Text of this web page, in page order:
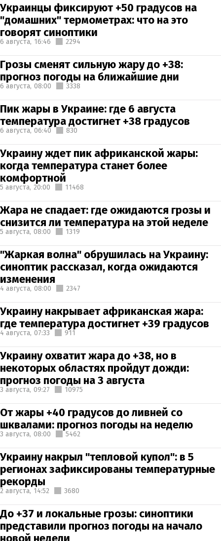
Украинцы фиксируют +50 градусов на
"домашних" термометрах: что на это
говорят синоптики
6 августа, 16:46 2294
Грозы сменят сильную жару до +38:
прогноз погоды на ближайшие дни
6 августа, 08:00 3338
Пик жары в Украине: где 6 августа
температура достигнет +38 градусов
6 августа, 06:40 830
Украину ждет пик африканской жары:
когда температура станет более
комфортной
5 августа, 20:00 11468
Жара не спадает: где ожидаются грозы и
снизится ли температура на этой неделе
5 августа, 08:00 1319
"Жаркая волна" обрушилась на Украину:
синоптик рассказал, когда ожидаются
изменения
4 августа, 08:00 2347
Украину накрывает африканская жара:
где температура достигнет +39 градусов
4 августа, 07:33 911
Украину охватит жара до +38, но в
некоторых областях пройдут дожди:
прогноз погоды на 3 августа
3 августа, 09:27 10975
От жары +40 градусов до ливней со
шквалами: прогноз погоды на неделю
3 августа, 08:00 5462
Украину накрыл "тепловой купол": в 5
регионах зафиксированы температурные
рекорды
2 августа, 14:52 3680
До +37 и локальные грозы: синоптики
представили прогноз погоды на начало
новой недели